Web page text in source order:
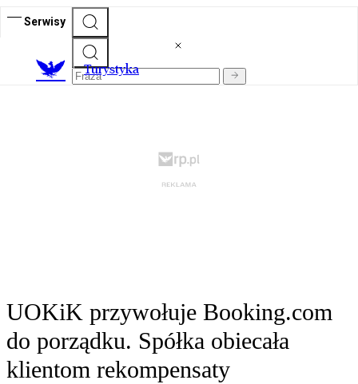
Serwisy
Turystyka
UOKiK przywołuje Booking.com
do porządku. Spółka obiecała
klientom rekompensaty